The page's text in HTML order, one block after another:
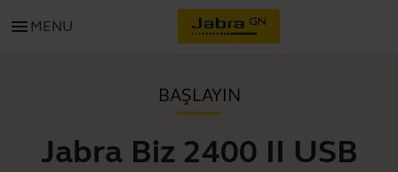
menu MENU
BAŞLAYIN
Jabra Biz 2400 II USB